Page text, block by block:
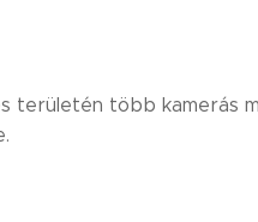
területén több kamerás